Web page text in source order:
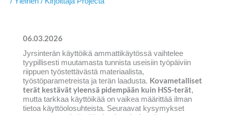
06.03.2026
Jyrsinterän käyttöikä ammattikäytössä vaihtelee
tyypillisesti muutamasta tunnista useisiin työpäiviin
riippuen työstettävästä materiaalista,
työstöparametreista ja terän laadusta. Kovametalliset
terät kestävät yleensä pidempään kuin HSS-terät,
mutta tarkkaa käyttöikää on vaikea määrittää ilman
tietoa käyttöolosuhteista. Seuraavat kysymykset